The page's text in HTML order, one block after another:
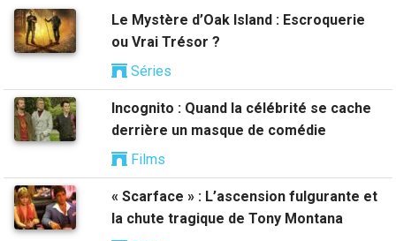
Le Mystère d’Oak Island : Escroquerie
ou Vrai Trésor ?
Séries
Incognito : Quand la célébrité se cache
derrière un masque de comédie
Films
« Scarface » : L’ascension fulgurante et
la chute tragique de Tony Montana